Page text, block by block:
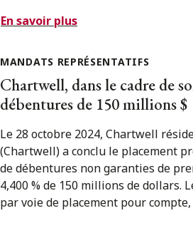
En savoir plus
MANDATS REPRÉSENTATIFS
Chartwell, dans le cadre de
débentures de 150 millions $
Le 28 octobre 2024, Chartwell
(Chartwell) a conclu le placement
de débentures non garanties de
4,400 % de 150 millions de dollars.
par voie de placement pour